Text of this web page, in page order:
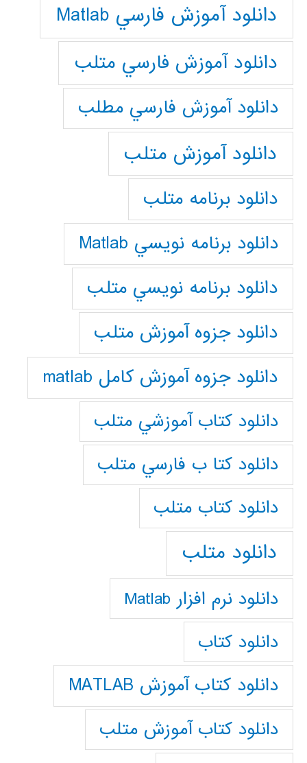
دانلود آموزش فارسي Matlab
دانلود آموزش فارسي متلب
دانلود آموزش فارسي مطلب
دانلود آموزش متلب
دانلود برنامه متلب
دانلود برنامه نويسي Matlab
دانلود برنامه نويسي متلب
دانلود جزوه آموزش متلب
دانلود جزوه آموزش کامل matlab
دانلود كتاب آموزشي متلب
دانلود كتا ب فارسي متلب
دانلود كتاب متلب
دانلود متلب
دانلود نرم افزار Matlab
دانلود کتاب
دانلود کتاب آموزش MATLAB
دانلود کتاب آموزش متلب